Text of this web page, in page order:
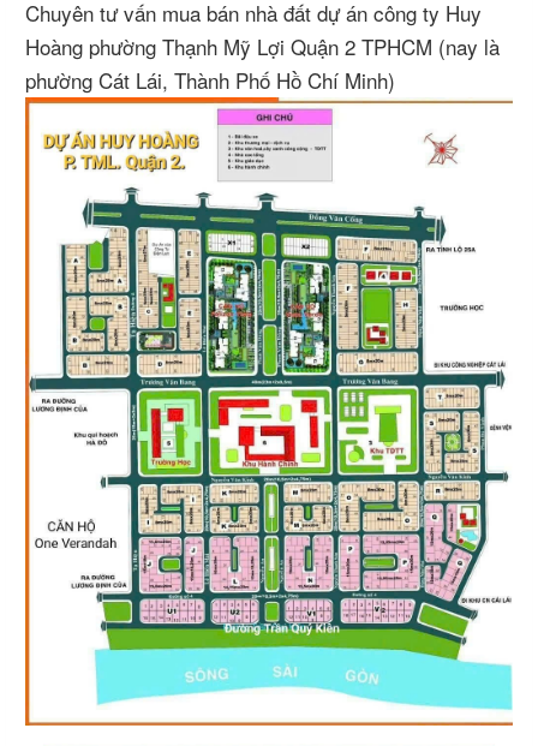
Chuyên tư vấn mua bán nhà đất dự án công ty Huy
Hoàng phường Thạnh Mỹ Lợi Quận 2 TPHCM (nay là
phường Cát Lái, Thành Phố Hồ Chí Minh)